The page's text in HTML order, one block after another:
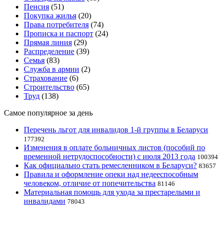
Пенсия (51)
Покупка жилья (20)
Права потребителя (74)
Прописка и паспорт (24)
Прямая линия (29)
Распределение (39)
Семья (83)
Служба в армии (2)
Страхование (6)
Строительство (65)
Труд (138)
Самое популярное за день
Перечень льгот для инвалидов 1-й группы в Беларуси
177392
Изменения в оплате больничных листов (пособий по
временной нетрудоспособности) с июля 2013 года 100394
Как официально стать ремесленником в Беларуси? 83657
Правила и оформление опеки над недееспособным
человеком, отличие от попечительства 81146
Материальная помощь для ухода за престарелыми и
инвалидами 78043